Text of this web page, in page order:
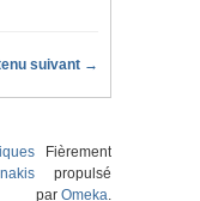
suivant →
Fièrement
propulsé
par Omeka.